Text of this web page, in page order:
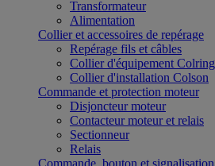
Transformateur
Alimentation
Collier et accessoires de repérage
Repérage fils et câbles
Collier d'équipement Colring
Collier d'installation Colson
Commande et protection moteur
Disjoncteur moteur
Contacteur moteur et relais
Sectionneur
Relais
Commande, bouton et signalisation